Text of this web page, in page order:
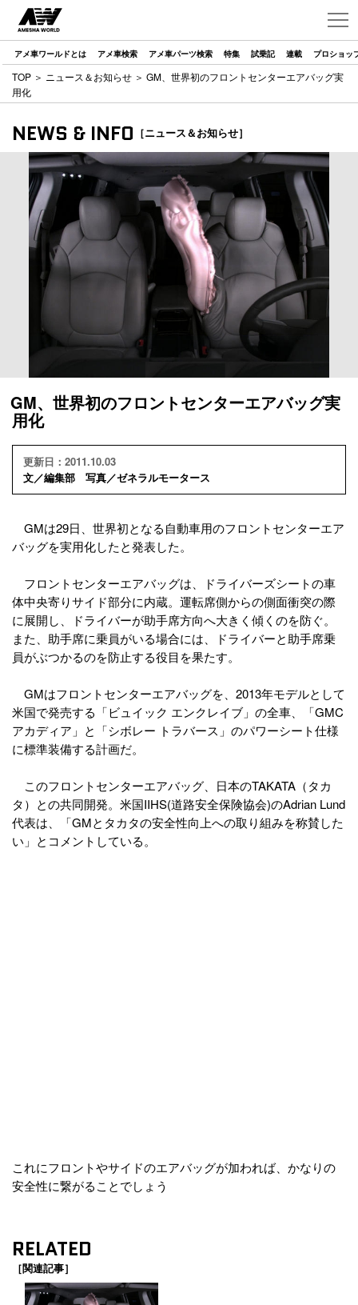
アメ車ワールドとは アメ車検索 アメ車パーツ検索 特集 試乗記 連載 プロショッ
TOP ＞ ニュース＆お知らせ ＞ GM、世界初のフロントセンターエアバッグ実
用化
NEWS & INFO ［ニュース＆お知らせ］
GM、世界初のフロントセンターエアバッグ実
用化
更新日：2011.10.03
文／編集部 写真／ゼネラルモータース
GMは29日、世界初となる自動車用のフロントセンターエア
バッグを実用化したと発表した。
フロントセンターエアバッグは、ドライバーズシートの車
体中央寄りサイド部分に内蔵。運転席側からの側面衝突の際
に展開し、ドライバーが助手席方向へ大きく傾くのを防ぐ。
また、助手席に乗員がいる場合には、ドライバーと助手席乗
員がぶつかるのを防止する役目を果たす。
GMはフロントセンターエアバッグを、2013年モデルとして
米国で発売する「ビュイック エンクレイブ」の全車、「GMC
アカディア」と「シボレー トラバース」のパワーシート仕様
に標準装備する計画だ。
このフロントセンターエアバッグ、日本のTAKATA（タカ
タ）との共同開発。米国IIHS(道路安全保険協会)のAdrian Lund
代表は、「GMとタカタの安全性向上への取り組みを称賛した
い」とコメントしている。
これにフロントやサイドのエアバッグが加われば、かなりの
安全性に繋がることでしょう
RELATED
［関連記事］